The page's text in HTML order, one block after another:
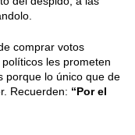
comprar votos
les prometen
porque lo único que de
Recuerden: “Por el